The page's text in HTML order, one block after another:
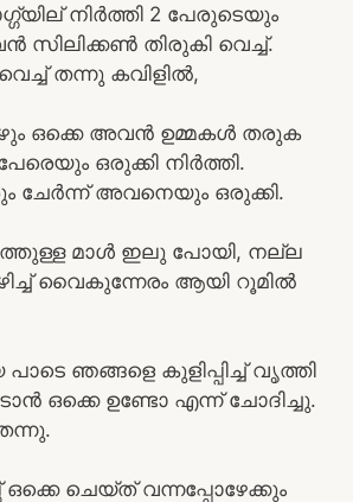
നിർത്തി 2 പേരുടെയും
സിലിക്കൺ തിരുകി വെച്ച്.
വെച്ച് തന്നു കവിളിൽ,
ഒക്കെ അവൻ ഉമ്മകൾ തരുക
ഒരുക്കി നിർത്തി.
ചേർന്ന് അവനെയും ഒരുക്കി.
മാൾ ഇലു പോയി, നല്ല
വൈകുന്നേരം ആയി റൂമിൽ
ഞങ്ങളെ കുളിപ്പിച്ച് വൃത്തി
ഒക്കെ ഉണ്ടോ എന്ന് ചോദിച്ചു.
ഒക്കെ ചെയ്ത് വന്നപ്പോഴേക്കും